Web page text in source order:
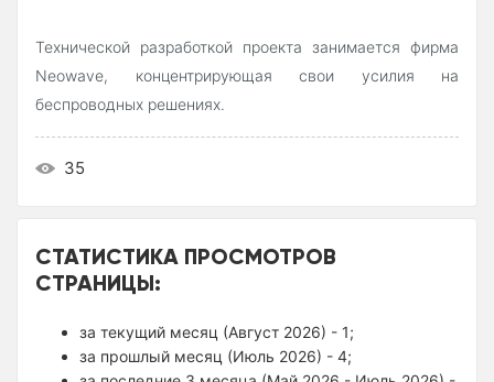
Технической разработкой проекта занимается фирма
Neowave, концентрирующая свои усилия на
беспроводных решениях.
35
СТАТИСТИКА ПРОСМОТРОВ
СТРАНИЦЫ:
за текущий месяц (Август 2026) - 1;
за прошлый месяц (Июль 2026) - 4;